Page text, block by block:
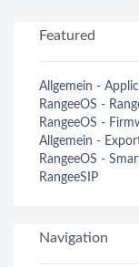
Featured
Allgemein -
RangeeOS -
RangeeOS -
Allgemein -
RangeeOS -
RangeeSIP
Navigation